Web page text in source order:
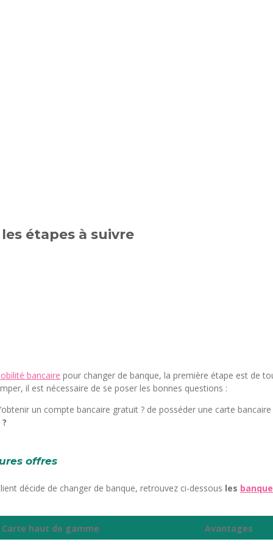
étapes à suivre
bancaire pour changer de banque, la première étape est de
il est nécessaire de se poser les bonnes questions :
un compte bancaire gratuit ? de posséder une carte
offres
décide de changer de banque, retrouvez ci-dessous les
Carte haut de gamme Avantages